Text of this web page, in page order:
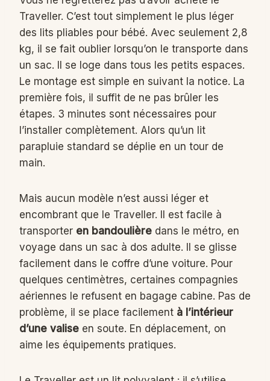
Traveller. C’est tout simplement le plus léger
des lits pliables pour bébé. Avec seulement 2,8
kg, il se fait oublier lorsqu’on le transporte dans
un sac. Il se loge dans tous les petits espaces.
Le montage est simple en suivant la notice. La
première fois, il suffit de ne pas brûler les
étapes. 3 minutes sont nécessaires pour
l’installer complètement. Alors qu’un lit
parapluie standard se déplie en un tour de
main.
Mais aucun modèle n’est aussi léger et
encombrant que le Traveller. Il est facile à
transporter en bandoulière dans le métro, en
voyage dans un sac à dos adulte. Il se glisse
facilement dans le coffre d’une voiture. Pour
quelques centimètres, certaines compagnies
aériennes le refusent en bagage cabine. Pas de
problème, il se place facilement à l’intérieur
d’une valise en soute. En déplacement, on
aime les équipements pratiques.